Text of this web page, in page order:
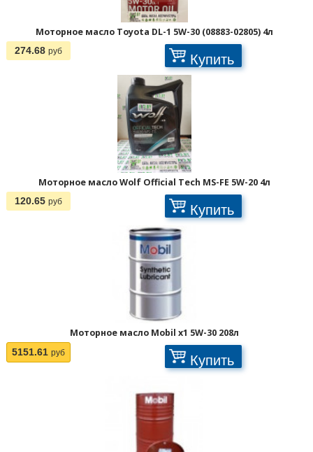
Моторное масло Toyota DL-1 5W-30 (08883-02805) 4л
274.68 руб Купить
Моторное масло Wolf Official Tech MS-FE 5W-20 4л
120.65 руб Купить
Моторное масло Mobil x1 5W-30 208л
5151.61 руб Купить